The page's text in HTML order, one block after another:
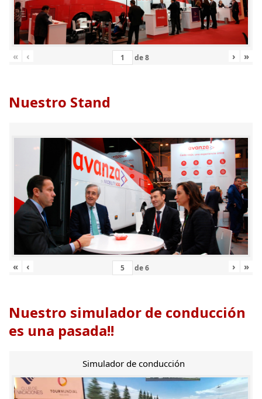
« ‹ de8 › »
Nuestro Stand
« ‹ de6 › »
Nuestro simulador de conducción
es una pasada!!
Simulador de conducción